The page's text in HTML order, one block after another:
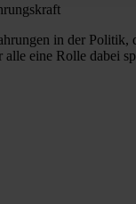
in der
eine Rolle dabei